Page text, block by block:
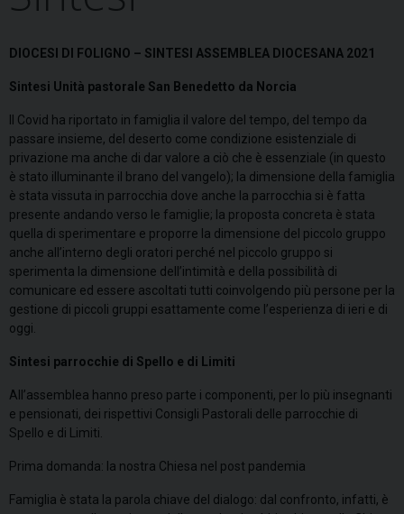
DIOCESI DI FOLIGNO – SINTESI ASSEMBLEA DIOCESANA 2021
Sintesi Unità pastorale San Benedetto da Norcia
Il Covid ha riportato in famiglia il valore del tempo, del tempo da
passare insieme, del deserto come condizione esistenziale di
privazione ma anche di dar valore a ciò che è essenziale (in questo
è stato illuminante il brano del vangelo); la dimensione della famiglia
è stata vissuta in parrocchia dove anche la parrocchia si è fatta
presente andando verso le famiglie; la proposta concreta è stata
quella di sperimentare e proporre la dimensione del piccolo gruppo
anche all’interno degli oratori perché nel piccolo gruppo si
sperimenta la dimensione dell’intimità e della possibilità di
comunicare ed essere ascoltati tutti coinvolgendo più persone per la
gestione di piccoli gruppi esattamente come l’esperienza di ieri e di
oggi.
Sintesi parrocchie di Spello e di Limiti
All’assemblea hanno preso parte i componenti, per lo più insegnanti
e pensionati, dei rispettivi Consigli Pastorali delle parrocchie di
Spello e di Limiti.
Prima domanda: la nostra Chiesa nel post pandemia
Famiglia è stata la parola chiave del dialogo: dal confronto, infatti, è